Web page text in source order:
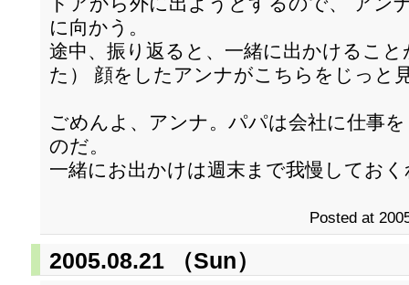
に向かう。
途中、振り返ると、一緒に出かけるこ
た） 顔をしたアンナがこちらをじっと
ごめんよ、アンナ。パパは会社に仕事
のだ。
一緒にお出かけは週末まで我慢しておく
Posted at
2005.08.21 （Sun）